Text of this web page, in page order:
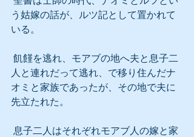
う姑嫁の話が、ルツ記として置かれて
いる。
人と連れだって逃れ、で移り住んだナ
オミと家族であったが、その地で夫に
先立たれた。